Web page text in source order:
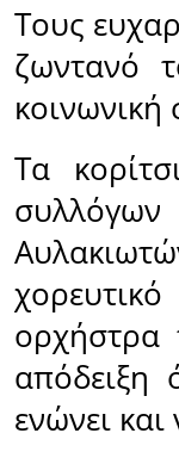
Τους
ζωντανό
Τα
ορχήστρα
απόδειξη
ενώνει